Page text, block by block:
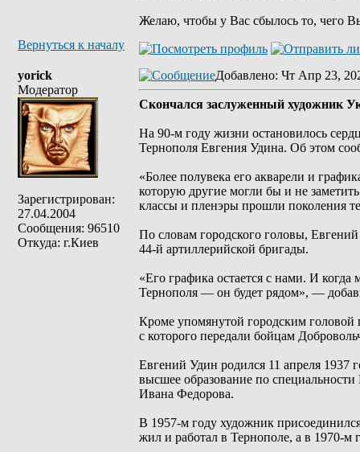
Желаю, чтобы у Вас сбылось то, чего
Вернуться к началу
yorick
Модератор
Зарегистрирован:
27.04.2004
Сообщения: 96510
Откуда: г.Киев
Добавлено: Чт Апр 23,
Скончался заслуженный художник
На 90-м году жизни остановилось
Тернополя Евгения Удина. Об этом
«Более полувека его акварели и
которую другие могли бы и не
классы и пленэры прошли поколения
По словам городского головы,
44-й артиллерийской бригады.
«Его графика остается с нами. И
Тернополя — он будет рядом», —
Кроме упомянутой городским головой
с которого передали бойцам
Евгений Удин родился 11 апреля 1937
высшее образование по
Ивана Федорова.
В 1957-м году художник
жил и работал в Тернополе, а в 1970-